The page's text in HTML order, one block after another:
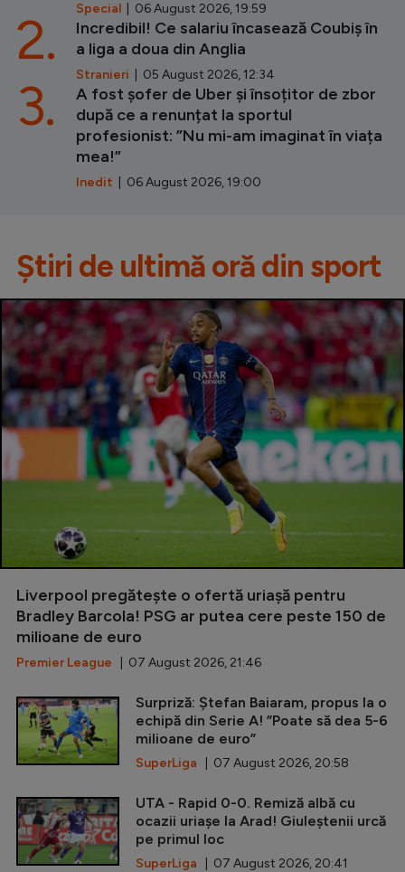
Special | 06 August 2026, 19:59
Incredibil! Ce salariu încasează Coubiș în
a liga a doua din Anglia
Stranieri | 05 August 2026, 12:34
2.
A fost șofer de Uber și însoțitor de zbor
după ce a renunțat la sportul
profesionist: ”Nu mi-am imaginat în viața
mea!”
Inedit | 06 August 2026, 19:00
3.
Știri de ultimă oră din sport
Liverpool pregătește o ofertă uriașă pentru
Bradley Barcola! PSG ar putea cere peste 150 de
milioane de euro
Premier League | 07 August 2026, 21:46
Surpriză: Ștefan Baiaram, propus la o
echipă din Serie A! ”Poate să dea 5-6
milioane de euro”
SuperLiga | 07 August 2026, 20:58
UTA - Rapid 0-0. Remiză albă cu
ocazii uriașe la Arad! Giuleștenii urcă
pe primul loc
SuperLiga | 07 August 2026, 20:41